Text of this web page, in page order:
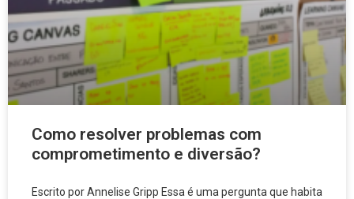
Como resolver problemas com
comprometimento e diversão?
Escrito por Annelise Gripp Essa é uma pergunta que habita